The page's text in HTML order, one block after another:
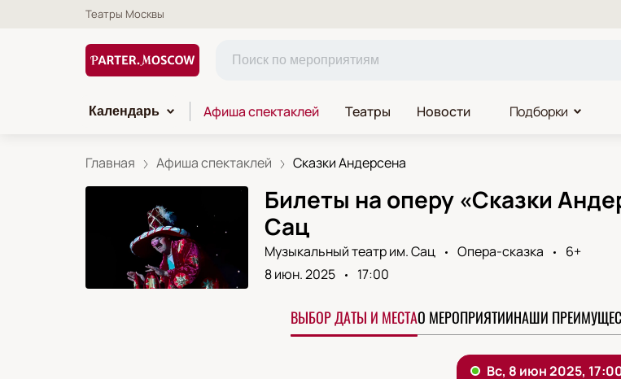
Театры Москвы
Календарь Афиша спектаклей Театры Новости Подборки
Главная Афиша спектаклей Сказки Андерсена
Билеты на оперу «Сказки
Сац
Музыкальный театр им. Сац Опера-сказка
6+
8 июн. 2025
17:00
ВЫБОР ДАТЫ И МЕСТАО МЕРОПРИЯТИИНАШИ